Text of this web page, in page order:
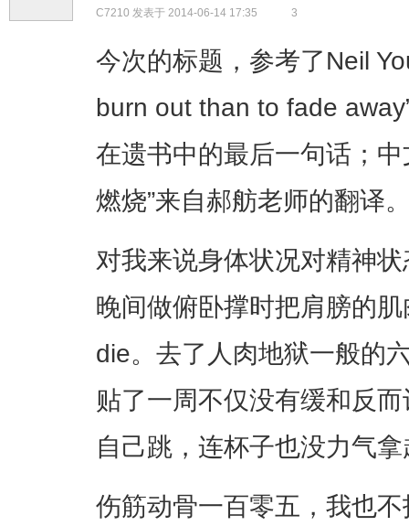
C7210 发表于 2014-06-14 17:35 3
今次的标题，参考了Neil
burn out than to fade
在遗书中的最后一句话；
燃烧”来自郝舫老师的翻译
对我来说身体状况对精神
晚间做俯卧撑时把肩膀的
die。去了人肉地狱一般的
贴了一周不仅没有缓和反
自己跳，连杯子也没力气
伤筋动骨一百零五，我也